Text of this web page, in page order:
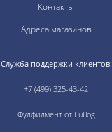
Контакты
Адреса магазинов
Служба поддержки клиентов:
+7 (499) 325-43-42
Фулфилмент от Fulllog